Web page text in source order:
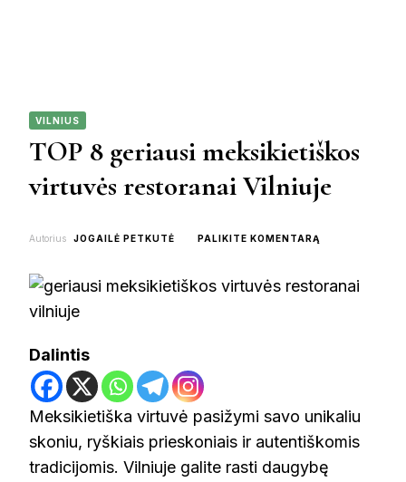
VILNIUS
TOP 8 geriausi meksikietiškos
virtuvės restoranai Vilniuje
Autorius JOGAILĖ PETKUTĖ PALIKITE KOMENTARĄ
GERIAUSI
Dalintis
Meksikietiška virtuvė pasižymi savo unikaliu
skoniu, ryškiais prieskoniais ir autentiškomis
tradicijomis. Vilniuje galite rasti daugybę